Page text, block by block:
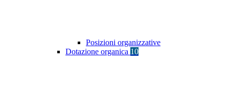
Posizioni organizzative
Dotazione organica 10